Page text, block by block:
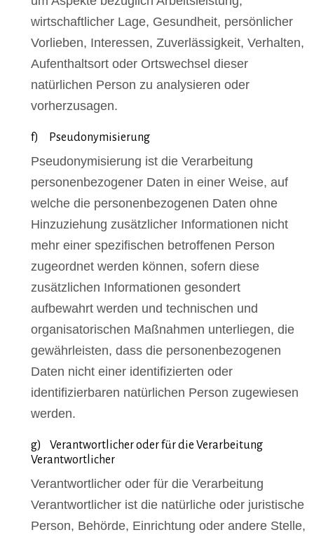
wirtschaftlicher Lage, Gesundheit, persönlicher
Vorlieben, Interessen, Zuverlässigkeit, Verhalten,
Aufenthaltsort oder Ortswechsel dieser
natürlichen Person zu analysieren oder
vorherzusagen.
f) Pseudonymisierung
Pseudonymisierung ist die Verarbeitung
personenbezogener Daten in einer Weise, auf
welche die personenbezogenen Daten ohne
Hinzuziehung zusätzlicher Informationen nicht
mehr einer spezifischen betroffenen Person
zugeordnet werden können, sofern diese
zusätzlichen Informationen gesondert
aufbewahrt werden und technischen und
organisatorischen Maßnahmen unterliegen, die
gewährleisten, dass die personenbezogenen
Daten nicht einer identifizierten oder
identifizierbaren natürlichen Person zugewiesen
werden.
g) Verantwortlicher oder für die Verarbeitung
Verantwortlicher
Verantwortlicher oder für die Verarbeitung
Verantwortlicher ist die natürliche oder juristische
Person, Behörde, Einrichtung oder andere Stelle,